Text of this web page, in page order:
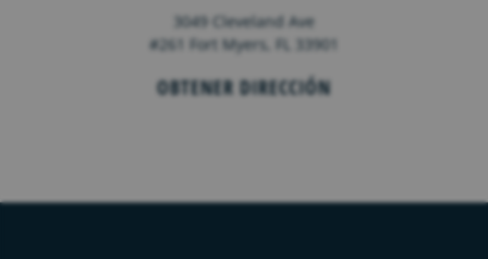
3049 Cleveland Ave
#261 Fort Myers, FL 33901
OBTENER DIRECCIÓN